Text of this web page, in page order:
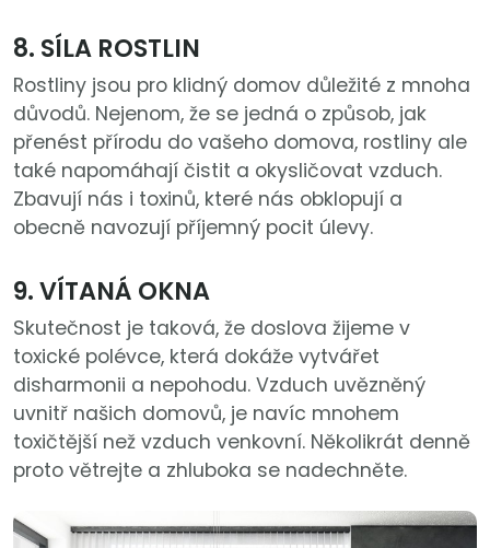
8. SÍLA ROSTLIN
Rostliny jsou pro klidný domov důležité z mnoha
důvodů. Nejenom, že se jedná o způsob, jak
přenést přírodu do vašeho domova, rostliny ale
také napomáhají čistit a okysličovat vzduch.
Zbavují nás i toxinů, které nás obklopují a
obecně navozují příjemný pocit úlevy.
9. VÍTANÁ OKNA
Skutečnost je taková, že doslova žijeme v
toxické polévce, která dokáže vytvářet
disharmonii a nepohodu. Vzduch uvězněný
uvnitř našich domovů, je navíc mnohem
toxičtější než vzduch venkovní. Několikrát denně
proto větrejte a zhluboka se nadechněte.